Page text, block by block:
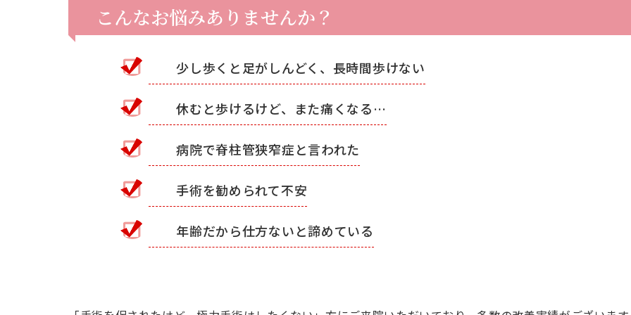
こんなお悩みありませんか？
少し歩くと足がしんどく、長時間歩けない
休むと歩けるけど、また痛くなる…
病院で脊柱管狭窄症と言われた
手術を勧められて不安
年齢だから仕方ないと諦めている